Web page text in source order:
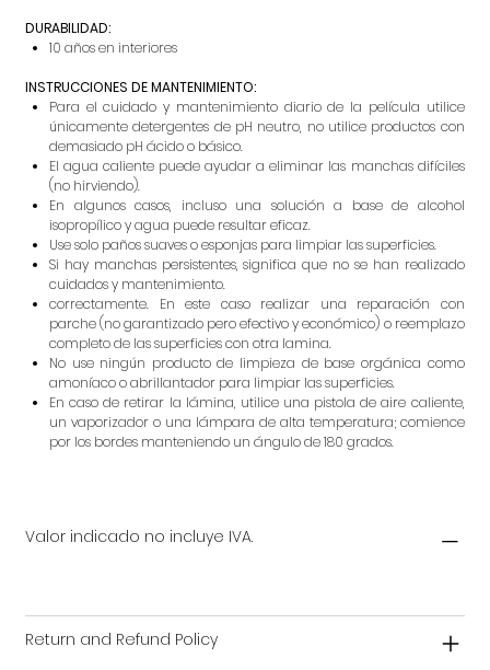
DURABILIDAD:
10 años en interiores
INSTRUCCIONES DE MANTENIMIENTO:
Para el cuidado y mantenimiento diario de la película utilice
únicamente detergentes de pH neutro, no utilice productos con
demasiado pH ácido o básico.
El agua caliente puede ayudar a eliminar las manchas difíciles
(no hirviendo).
En algunos casos, incluso una solución a base de alcohol
isopropílico y agua puede resultar eficaz.
Use solo paños suaves o esponjas para limpiar las superficies.
Si hay manchas persistentes, significa que no se han realizado
cuidados y mantenimiento.
correctamente. En este caso realizar una reparación con
parche (no garantizado pero efectivo y económico) o reemplazo
completo de las superficies con otra lamina.
No use ningún producto de limpieza de base orgánica como
amoníaco o abrillantador para limpiar las superficies.
En caso de retirar la lámina, utilice una pistola de aire caliente,
un vaporizador o una lámpara de alta temperatura; comience
por los bordes manteniendo un ángulo de 180 grados.
Valor indicado no incluye IVA.
Return and Refund Policy